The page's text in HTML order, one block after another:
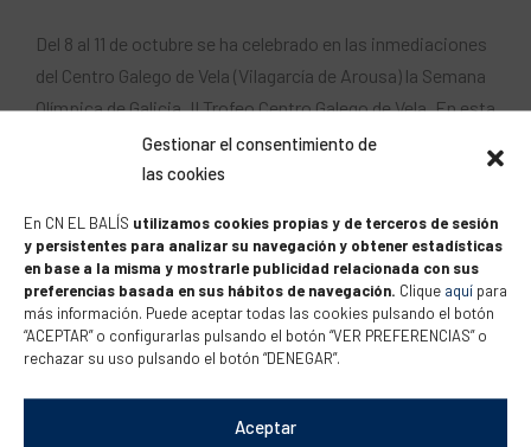
Gestionar el consentimiento de
las cookies
En CN EL BALÍS utilizamos cookies propias y de terceros de sesión
y persistentes para analizar su navegación y obtener estadísticas
en base a la misma y mostrarle publicidad relacionada con sus
preferencias basada en sus hábitos de navegación. Clique aquí para
más información. Puede aceptar todas las cookies pulsando el botón
“ACEPTAR” o configurarlas pulsando el botón “VER PREFERENCIAS” o
rechazar su uso pulsando el botón “DENEGAR”.
Aceptar
Del 8 al 11 de octubre se ha celebrado en las inmediaciones
del Centro Galego de Vela (Vilagarcía de Arousa) la Semana
Olímpica de Galicia, II Trofeo Centro Galego de Vela. En esta
competición se ha celebrado la Copa de España de 470 y
el Campeonato Ibérico de la clase 420. En ambas